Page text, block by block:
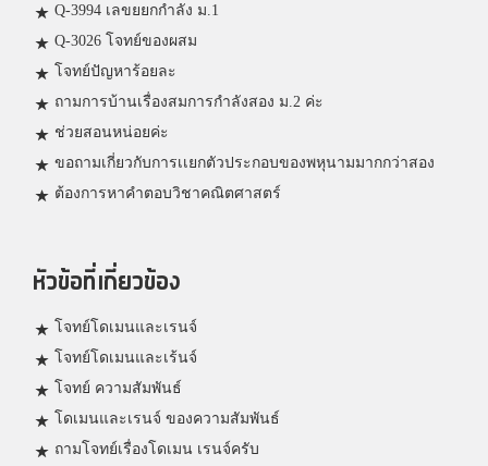
Q-3994 เลขยยกกำลัง ม.1
Q-3026 โจทย์ของผสม
โจทย์ปัญหาร้อยละ
ถามการบ้านเรื่องสมการกำลังสอง ม.2 ค่ะ
ช่วยสอนหน่อยค่ะ
ขอถามเกี่ยวกับการเเยกตัวประกอบของพหุนามมากกว่าสอง
ต้องการหาคำตอบวิชาคณิตศาสตร์
หัวข้อที่เกี่ยวข้อง
โจทย์โดเมนและเรนจ์
โจทย์โดเมนและเร้นจ์
โจทย์ ความสัมพันธ์
โดเมนและเรนจ์ ของความสัมพันธ์
ถามโจทย์เรื่องโดเมน เรนจ์ครับ